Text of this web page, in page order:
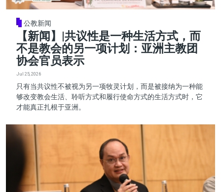
公教新闻
【新闻】|共议性是一种生活方式，而
不是教会的另一项计划：亚洲主教团
协会官员表示
Jul 25, 2026
只有当共议性不被视为另一项牧灵计划，而是被接纳为一种能
够改变教会生活、聆听方式和履行使命方式的生活方式时，它
才能真正扎根于亚洲。